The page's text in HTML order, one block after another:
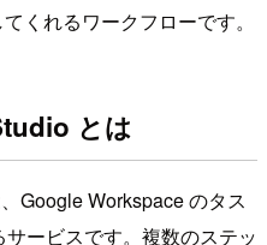
くれるワークフローです。
とは
Google Workspace のタス
ービスです。複数のステッ